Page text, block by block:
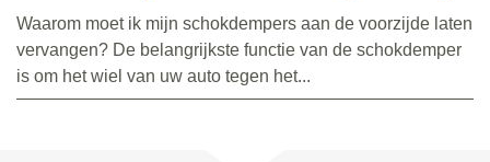
Waarom moet ik mijn schokdempers aan de voorzijde laten
vervangen? De belangrijkste functie van de schokdemper
is om het wiel van uw auto tegen het...